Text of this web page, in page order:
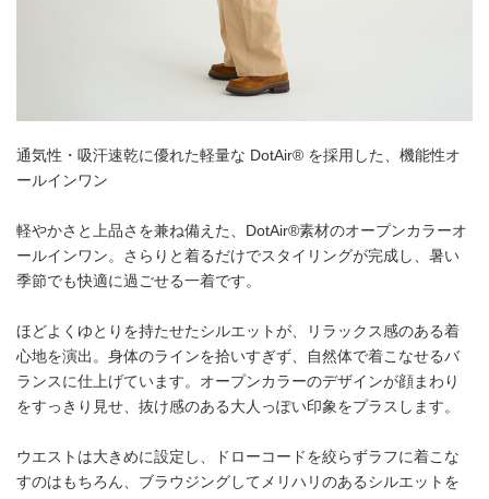
通気性・吸汗速乾に優れた軽量な DotAir® を採用した、機能性オ
ールインワン
軽やかさと上品さを兼ね備えた、DotAir®素材のオープンカラーオ
ールインワン。さらりと着るだけでスタイリングが完成し、暑い
季節でも快適に過ごせる一着です。
ほどよくゆとりを持たせたシルエットが、リラックス感のある着
心地を演出。身体のラインを拾いすぎず、自然体で着こなせるバ
ランスに仕上げています。オープンカラーのデザインが顔まわり
をすっきり見せ、抜け感のある大人っぽい印象をプラスします。
ウエストは大きめに設定し、ドローコードを絞らずラフに着こな
すのはもちろん、ブラウジングしてメリハリのあるシルエットを